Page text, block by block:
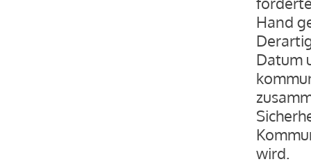
Hand
Datum
wird.